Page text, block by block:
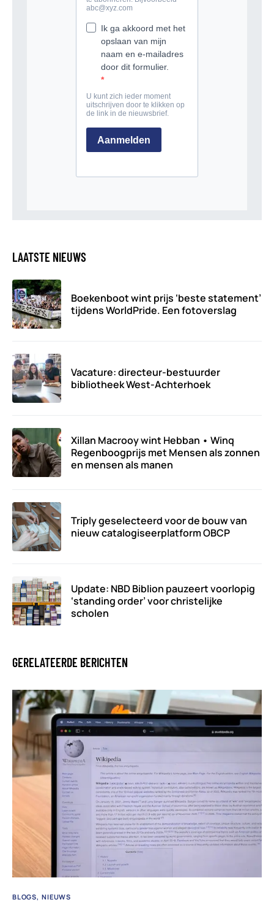
LAATSTE NIEUWS
Boekenboot wint prijs ‘beste statement’
tijdens WorldPride. Een fotoverslag
Vacature: directeur-bestuurder
bibliotheek West-Achterhoek
Xillan Macrooy wint Hebban • Winq
Regenboogprijs met Mensen als zonnen
en mensen als manen
Triply geselecteerd voor de bouw van
nieuw catalogiseerplatform OBCP
Update: NBD Biblion pauzeert voorlopig
‘standing order’ voor christelijke
scholen
GERELATEERDE BERICHTEN
BLOGS NIEUWS